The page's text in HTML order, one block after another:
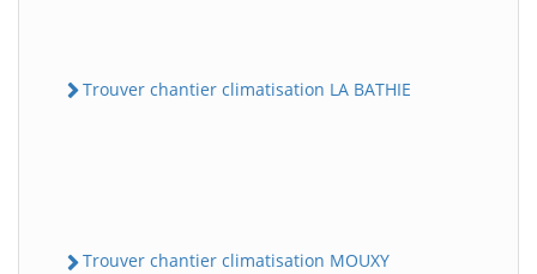
Trouver chantier climatisation LA BATHIE
Trouver chantier climatisation MOUXY